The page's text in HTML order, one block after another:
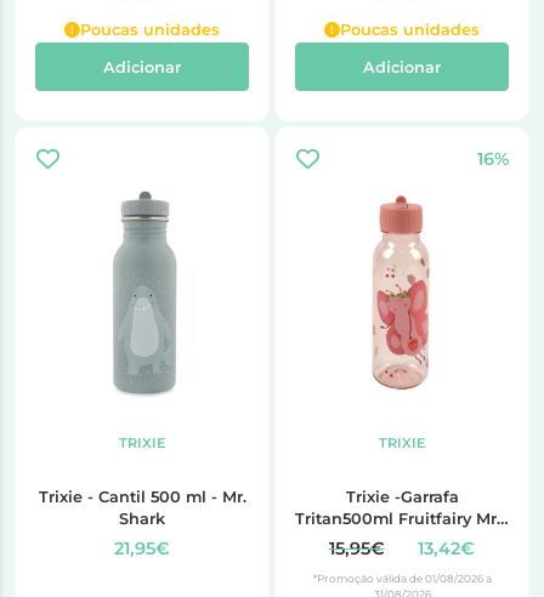
Poucas unidades
Adicionar
Poucas unidades
Adicionar
TRIXIE
Trixie - Cantil 500 ml - Mr.
Shark
21,95€
16%
TRIXIE
Trixie -Garrafa
Tritan500ml Fruitfairy Mrs.
Butter
15,95€ 13,42€
*Promoção válida de 01/08/2026 a
31/08/2026